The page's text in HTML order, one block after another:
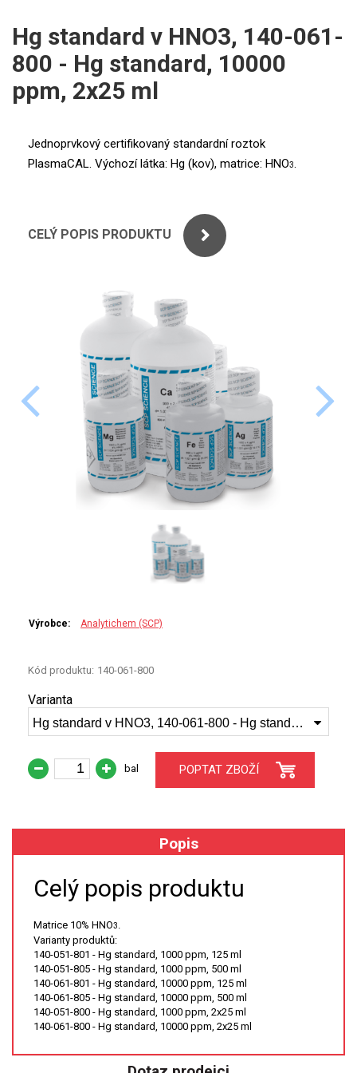
PERKINELMER
SHIMADZU
THERMO ELECTRON (UNICAM)
ANALYTIK JENA
SPECTRO
PERKINELMER
SHIMADZU
TELEDYNE LEEMAN
HORIBA (JOBIN YVONE)
SPECIÁLNÍ APLIKACE
APLIKACE CETAC
LISOVÁNÍ
STANDARDNÍ ROZTOKY A RM
UV-VIS FLUO
DETEKTORY HPLC
XRF
UV-VIS FLUO
MS/SPM
Hg standard v HNO3, 140-061-
800 - Hg standard, 10000
ppm, 2x25 ml
Jednoprvkový certifikovaný standardní roztok
PlasmaCAL. Výchozí látka: Hg (kov), matrice: HNO3.
CELÝ POPIS PRODUKTU
Výrobce: Analytichem (SCP)
Kód produktu: 140-061-800
Varianta
Hg standard v HNO3, 140-061-800 - Hg standard, 10000 ppm, 2x25 ml
bal POPTAT ZBOŽÍ
Popis
Celý popis produktu
Matrice 10% HNO3
Varianty produktů:
140-051-801 - Hg standard, 1000 ppm, 125 ml
140-051-805 - Hg standard, 1000 ppm, 500 ml
140-061-801 - Hg standard, 10000 ppm, 125 ml
140-061-805 - Hg standard, 10000 ppm, 500 ml
140-051-800 - Hg standard, 1000 ppm, 2x25 ml
140-061-800 - Hg standard, 10000 ppm, 2x25 ml